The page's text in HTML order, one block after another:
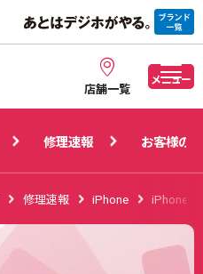
店舗一覧
メニュー
修理速報 お客様の声
修理速報 お客様の声
修理速報 iPhone iPhone 6